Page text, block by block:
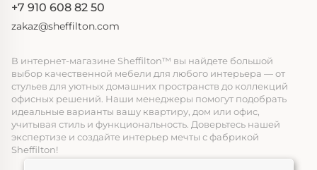
+7 910 608 82 50
zakaz@sheffilton.com
В интернет-магазине Sheffilton™ вы найдете большой
выбор качественной мебели для любого интерьера — от
стульев для уютных домашних пространств до коллекций
офисных решений. Наши менеджеры помогут подобрать
идеальные варианты вашу квартиру, дом или офис,
учитывая стиль и функциональность. Доверьтесь нашей
экспертизе и создайте интерьер мечты с фабрикой
Sheffilton!